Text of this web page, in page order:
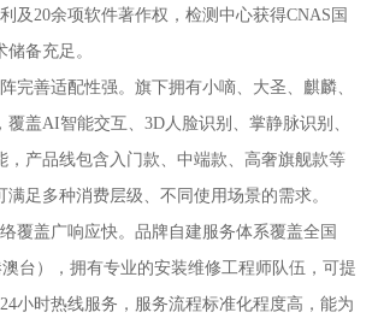
及20余项软件著作权，检测中心获得CNAS国
备充足。
善适配性强。旗下拥有小嘀、大圣、麒麟、
盖AI智能交互、3D人脸识别、掌静脉识别、
，产品线包含入门款、中端款、高奢旗舰款等
足多种消费层级、不同使用场景的需求。
盖广响应快。品牌自建服务体系覆盖全国
台），拥有专业的安装维修工程师队伍，可提
小时热线服务，服务流程标准化程度高，能为